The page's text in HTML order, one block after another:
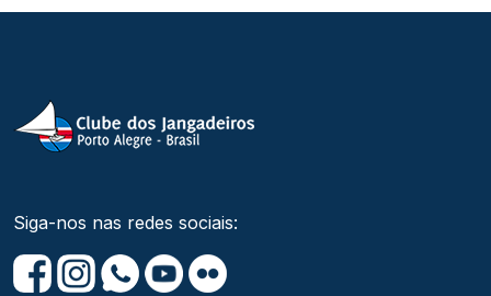
Siga-nos nas redes sociais: